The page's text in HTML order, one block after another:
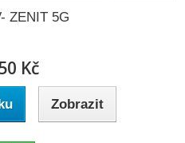
ZENIT 5G
Kč
Zobrazit